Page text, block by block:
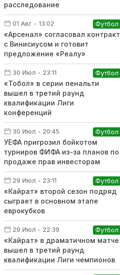
расследование
01 Авг - 13:02 Футбол
«Арсенал» согласовал контракт
с Винисиусом и готовит
предложение «Реалу»
30 Июл - 23:11 Футбол
«Тобол» в серии пенальти
вышел в третий раунд
квалификации Лиги
конференций
30 Июл - 20:45 Футбол
УЕФА пригрозил бойкотом
турниров ФИФА из-за планов по
продаже прав инвесторам
29 Июл - 23:11 Футбол
«Кайрат» второй сезон подряд
сыграет в основном этапе
еврокубков
29 Июл - 22:39 Футбол
«Кайрат» в драматичном матче
вышел в третий раунд
квалификации Лиги чемпионов